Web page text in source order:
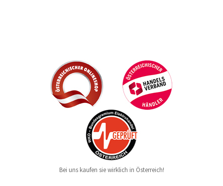
Bei uns kaufen sie wirklich in Österreich!